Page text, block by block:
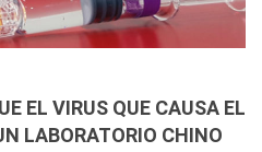
EL VIRUS QUE CAUSA EL
LABORATORIO CHINO